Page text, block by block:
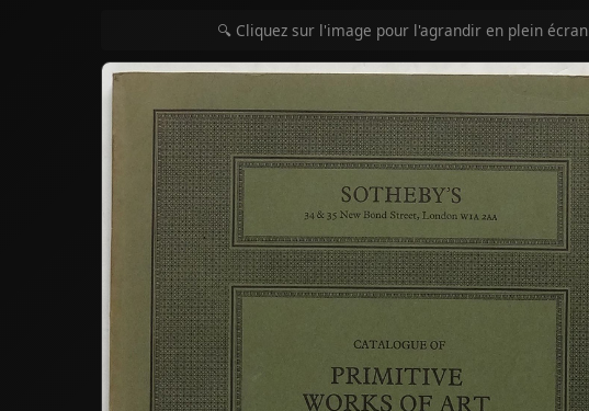
🔍 Cliquez sur l'image pour l'agrandir en plein écran